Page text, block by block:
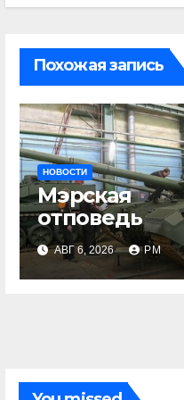
Похожая запись
НОВОСТИ
Мэрская
отповедь
АВГ 6, 2026 РМ